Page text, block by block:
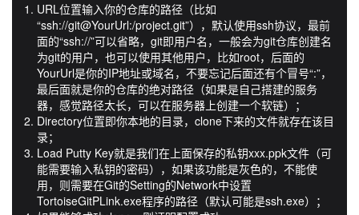
URL位置输入你的仓库的路径（比如
“ssh://git@YourUrl:/project.git”），默认使用ssh协议，最前
面的“ssh://”可以省略，git即用户名，一般会为git仓库创建名
为git的用户，也可以使用其他用户，比如root，后面的
YourUrl是你的IP地址或域名，不要忘记后面还有个冒号“:”，
最后面就是你的仓库的绝对路径（如果是自己搭建的服务
器，感觉路径太长，可以在服务器上创建一个软链）；
Directory位置即你本地的目录，clone下来的文件就存在该目
录；
Load Putty Key就是我们在上面保存的私钥xxx.ppk文件（可
能需要输入私钥的密码），如果该功能是灰色的，不能使
用，则需要在Git的Setting的Network中设置
TortoiseGitPLink.exe程序的路径（默认可能是ssh.exe）；